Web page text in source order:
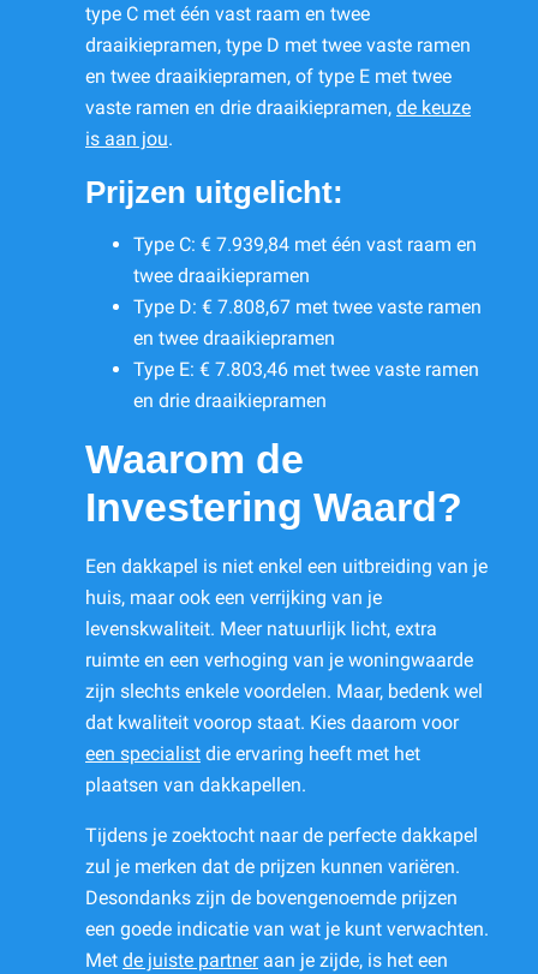
type C met één vast raam en twee
draaikiepramen, type D met twee vaste ramen
en twee draaikiepramen, of type E met twee
vaste ramen en drie draaikiepramen, de keuze
is aan jou.
Prijzen uitgelicht:
Type C: € 7.939,84 met één vast raam en
twee draaikiepramen
Type D: € 7.808,67 met twee vaste ramen
en twee draaikiepramen
Type E: € 7.803,46 met twee vaste ramen
en drie draaikiepramen
Waarom de
Investering Waard?
Een dakkapel is niet enkel een uitbreiding van je
huis, maar ook een verrijking van je
levenskwaliteit. Meer natuurlijk licht, extra
ruimte en een verhoging van je woningwaarde
zijn slechts enkele voordelen. Maar, bedenk wel
dat kwaliteit voorop staat. Kies daarom voor
een specialist die ervaring heeft met het
plaatsen van dakkapellen.
Tijdens je zoektocht naar de perfecte dakkapel
zul je merken dat de prijzen kunnen variëren.
Desondanks zijn de bovengenoemde prijzen
een goede indicatie van wat je kunt verwachten.
Met de juiste partneraan je zijde, is het een